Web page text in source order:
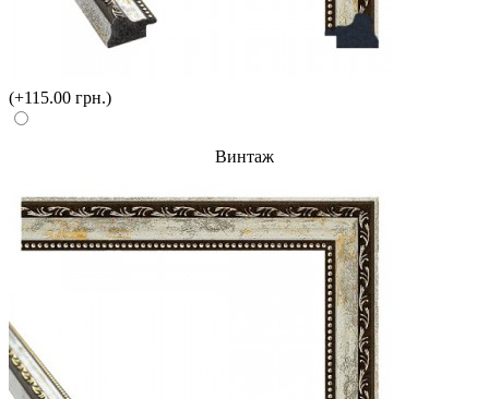
(+115.00 грн.)
Винтаж